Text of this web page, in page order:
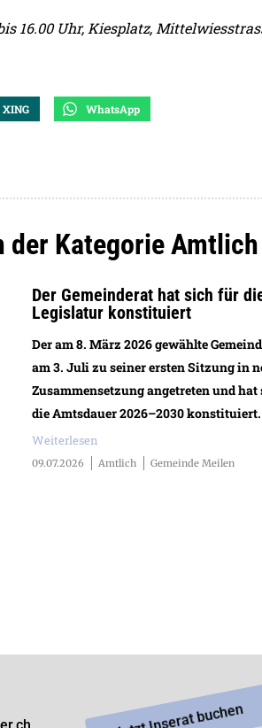
16.00 Uhr, Kiesplatz,
XING WhatsApp
Kategorie Amtlich
Der Gemeinderat hat sich für
Legislatur konstituiert
Der am 8. März 2026 gewählte
am 3. Juli zu seiner ersten Sitzung in
Zusammensetzung angetreten und
die Amtsdauer 2026–2030 konstituiert.
Weiterlesen
09.07.2026 Amtlich Gemeinde Meilen